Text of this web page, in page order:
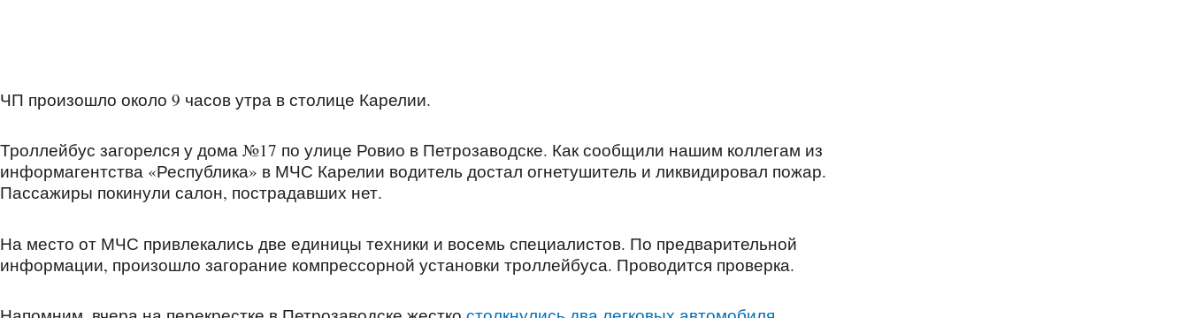
ЧП произошло около 9 часов утра в столице Карелии.
Троллейбус загорелся у дома №17 по улице Ровио в Петрозаводске. Как сообщили нашим коллегам из
информагентства «Республика» в МЧС Карелии водитель достал огнетушитель и ликвидировал пожар.
Пассажиры покинули салон, пострадавших нет.
На место от МЧС привлекались две единицы техники и восемь специалистов. По предварительной
информации, произошло загорание компрессорной установки троллейбуса. Проводится проверка.